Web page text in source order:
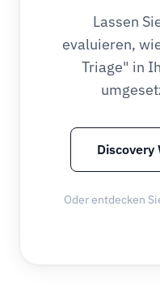
Lassen
evaluieren,
Triage" in
Discovery
Oder entdecken